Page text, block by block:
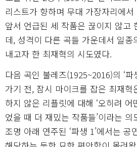
리스트가 향하며 무대 가장자리에
앞서 언급된 세 작품은 끊이지 않고
데, 성격이 다른 곡들 가운데서 일종
내고자 한 최재혁의 시도였다.
다음 곡인 불레즈(1925~2016)의 ‘파
가기 전, 잠시 마이크를 잡은 최재혁
하지 않은 리플릿에 대해 ‘오히려
었을 때 더 재밌는 작품들’이라는
조명 아래 연주된 ‘파생 1’에서는 공